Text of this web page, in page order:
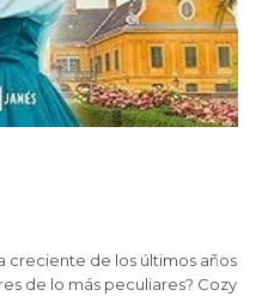
creciente de los últimos años
de lo más peculiares? Cozy